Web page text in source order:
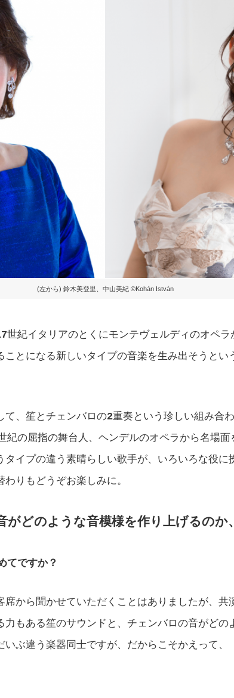
(左から) 鈴木美登里、中山美紀 ©︎Kohán István
世紀イタリアのとくにモンテヴェルディのオペ
とになる新しいタイプの音楽を生み出そうとい
て、笙とチェンバロの2重奏という珍しい組み合
紀の屈指の舞台人、ヘンデルのオペラから名場
イプの違う素晴らしい歌手が、いろいろな役に
りもどうぞお楽しみに。
がどのような音模様を作り上げるのか
てですか？
から聞かせていただくことはありましたが、共
もある笙のサウンドと、チェンバロの音がどの
ぶ違う楽器同士ですが、だからこそかえって、